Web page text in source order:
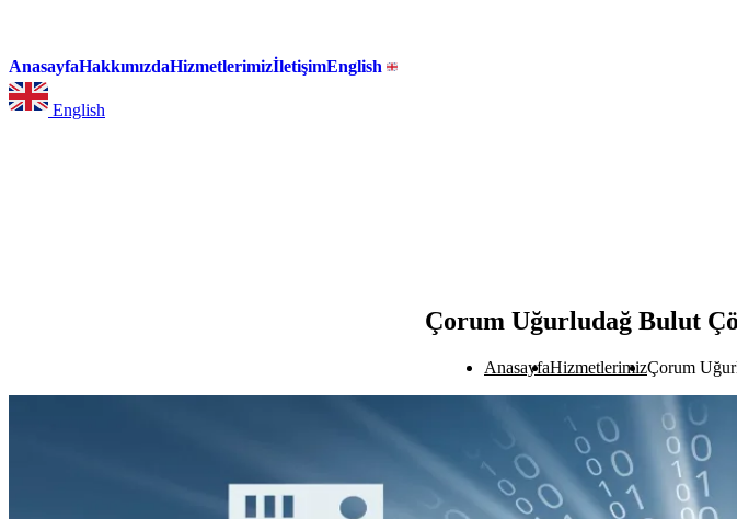
AnasayfaHakkımızdaHizmetlerimizİletişimEnglish
English
Çorum Uğurludağ Bulut
AnasayfaHizmetlerimizÇorum